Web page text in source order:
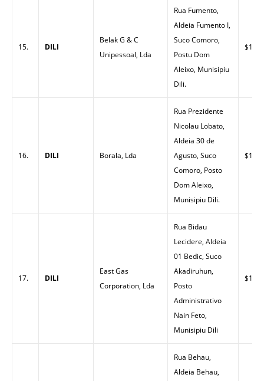
15. DILI
Belak G & C
Unipessoal, Lda
Rua Fumento,
Aldeia Fumento I,
Suco Comoro,
Postu Dom
Aleixo, Munisipiu
Dili.
$1.53
16. DILI Borala, Lda
Rua Prezidente
Nicolau Lobato,
Aldeia 30 de
Agusto, Suco
Comoro, Posto
Dom Aleixo,
Munisipiu Dili.
$1.48
17. DILI
East Gas
Corporation, Lda
Rua Bidau
Lecidere, Aldeia
01 Bedic, Suco
Akadiruhun,
Posto
Administrativo
Nain Feto,
Munisipiu Dili
$1.48
Rua Behau,
Aldeia Behau,